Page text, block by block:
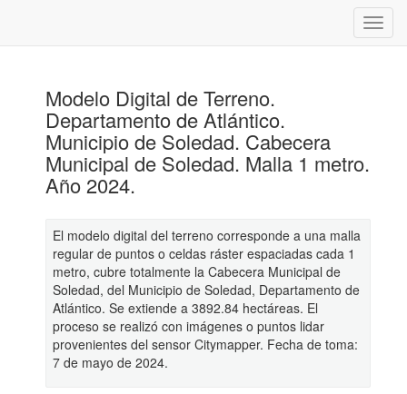
Modelo Digital de Terreno.
Departamento de Atlántico.
Municipio de Soledad. Cabecera
Municipal de Soledad. Malla 1 metro.
Año 2024.
El modelo digital del terreno corresponde a una malla
regular de puntos o celdas ráster espaciadas cada 1
metro, cubre totalmente la Cabecera Municipal de
Soledad, del Municipio de Soledad, Departamento de
Atlántico. Se extiende a 3892.84 hectáreas. El
proceso se realizó con imágenes o puntos lidar
provenientes del sensor Citymapper. Fecha de toma:
7 de mayo de 2024.